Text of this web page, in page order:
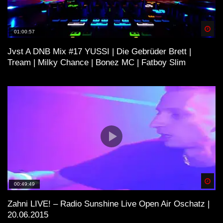
GEFÜHLSTEKK SET PART 4 |
MOSHTEKK | HETZER | RETEID |
SPARKY | JACK HENRY | VIRUZZ |
2021 [HRDTKK]
01:00:57
Jvst A DNB Mix #17 YUSSI | Die Gebrüder Brett |
Tream | Milky Chance | Bonez MC | Fatboy Slim
00:49:49
Zahni LIVE! – Radio Sunshine Live Open Air Oschatz |
20.06.2015